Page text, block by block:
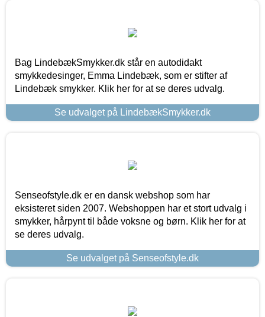
Bag LindebækSmykker.dk står en autodidakt
smykkedesinger, Emma Lindebæk, som er stifter af
Lindebæk smykker. Klik her for at se deres udvalg.
Se udvalget på LindebækSmykker.dk
Senseofstyle.dk er en dansk webshop som har
eksisteret siden 2007. Webshoppen har et stort udvalg i
smykker, hårpynt til både voksne og børn. Klik her for at
se deres udvalg.
Se udvalget på Senseofstyle.dk